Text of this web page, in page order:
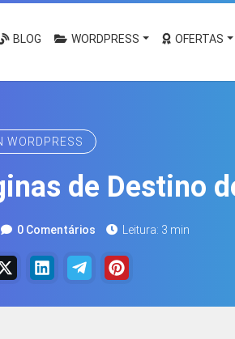
BLOG WORDPRESS OFERTAS
WORDPRESS
de Destino
0 Comentários Leitura: 3 min